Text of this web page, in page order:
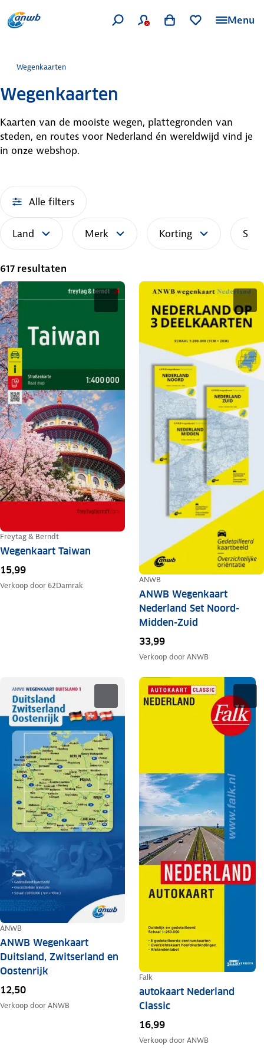
Menu
Wegenkaarten
Wegenkaarten
Kaarten van de mooiste wegen, plattegronden van
steden, en routes voor Nederland én wereldwijd vind je
in onze webshop.
Alle filters
Land Merk Korting
617 resultaten
Freytag & Berndt
Wegenkaart Taiwan
15,99
Verkoop door 62Damrak
ANWB
ANWB Wegenkaart
Nederland Set Noord-
Midden-Zuid
33,99
Verkoop doorANWB
ANWB
ANWB Wegenkaart
Duitsland, Zwitserland en
Oostenrijk
12,50
Verkoop doorANWB
Falk
autokaart Nederland
Classic
16,99
Verkoop doorANWB